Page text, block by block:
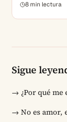
8 min lectura
Sigue
→ ¿Por qué
→ No es amor,